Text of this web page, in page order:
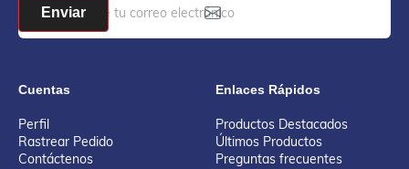
Enviar
Cuentas
Perfil
Rastrear Pedido
Contáctenos
Enlaces Rápidos
Productos Destacados
Últimos Productos
Preguntas frecuentes